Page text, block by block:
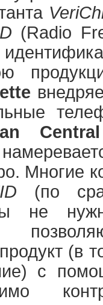
(Radio
Многие
(по
не
(в
с